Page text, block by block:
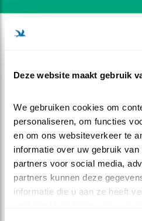
Deze website maakt gebruik
We gebruiken cookies om
personaliseren, om functies
en om ons websiteverkeer te
informatie over uw gebruik
partners voor social media,
partners kunnen deze
informatie die u aan ze heeft